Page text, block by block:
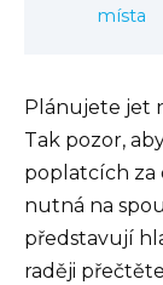
místa
Plánujete jet
Tak pozor,
poplatcích za
nutná na
představují
raději